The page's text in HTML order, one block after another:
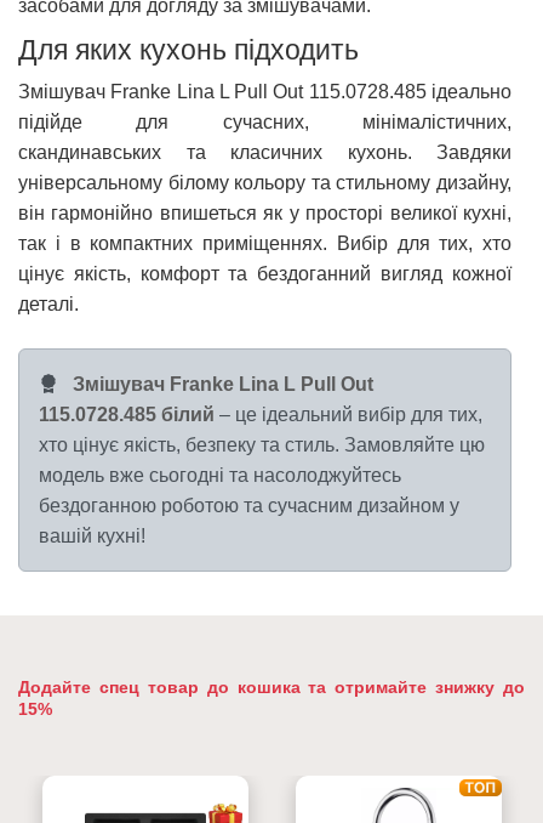
засобами для догляду за змішувачами.
Для яких кухонь підходить
Змішувач Franke Lina L Pull Out 115.0728.485 ідеально
підійде для сучасних, мінімалістичних,
скандинавських та класичних кухонь. Завдяки
універсальному білому кольору та стильному дизайну,
він гармонійно впишеться як у просторі великої кухні,
так і в компактних приміщеннях. Вибір для тих, хто
цінує якість, комфорт та бездоганний вигляд кожної
деталі.
Змішувач Franke Lina L Pull Out
115.0728.485 білий – це ідеальний вибір для тих,
хто цінує якість, безпеку та стиль. Замовляйте цю
модель вже сьогодні та насолоджуйтесь
бездоганною роботою та сучасним дизайном у
вашій кухні!
Додайте спец товар до кошика та отримайте знижку до
15%